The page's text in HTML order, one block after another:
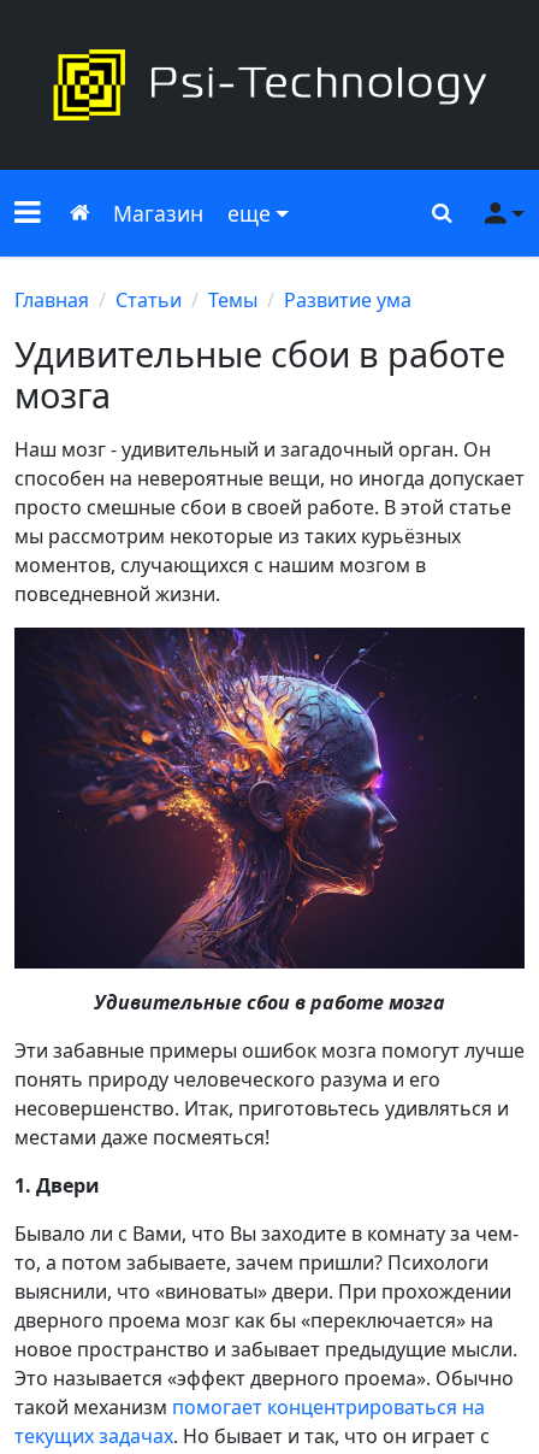
Меню сайта
Главная
Магазин еще Поиск
Главная Статьи Темы Развитие ума
Удивительные сбои в работе
мозга
Наш мозг - удивительный и загадочный орган. Он
способен на невероятные вещи, но иногда допускает
просто смешные сбои в своей работе. В этой статье
мы рассмотрим некоторые из таких курьёзных
моментов, случающихся с нашим мозгом в
повседневной жизни.
Удивительные сбои в работе мозга
Эти забавные примеры ошибок мозга помогут лучше
понять природу человеческого разума и его
несовершенство. Итак, приготовьтесь удивляться и
местами даже посмеяться!
1. Двери
Бывало ли с Вами, что Вы заходите в комнату за чем-
то, а потом забываете, зачем пришли? Психологи
выяснили, что «виноваты» двери. При прохождении
дверного проема мозг как бы «переключается» на
новое пространство и забывает предыдущие мысли.
Это называется «эффект дверного проема». Обычно
такой механизм помогает концентрироваться на
текущих задачах. Но бывает и так, что он играет с